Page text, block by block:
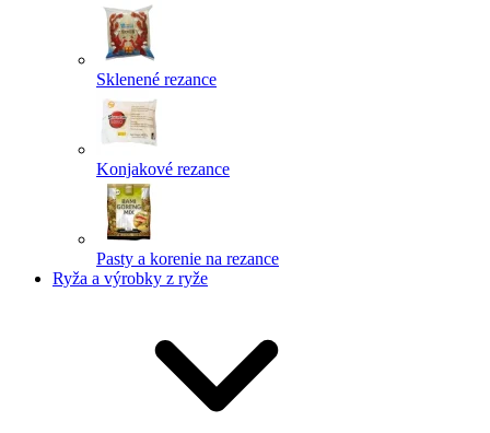
Sklenené rezance
Konjakové rezance
Pasty a korenie na rezance
Ryža a výrobky z ryže